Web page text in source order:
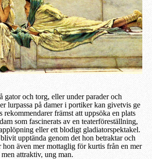
gator och torg, eller under parader och
lurpassa på damer i portiker kan givetvis ge
rekommendarer främst att uppsöka en plats
som fascinerats av en teaterföreställning,
eller ett blodigt gladiatorspektakel.
upptända genom det hon betraktar och
hon även mer mottaglig för kurtis från en mer
attraktiv, ung man.